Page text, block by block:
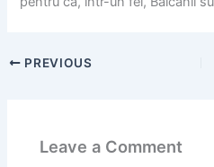
PREVIOUS
Leave a Comment